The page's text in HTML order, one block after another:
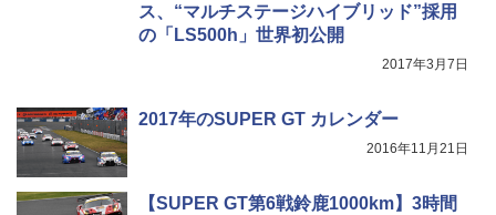
ス、“マルチステージハイブリッド”採用
の「LS500h」世界初公開
2017年3月7日
2017年のSUPER GT カレンダー
2016年11月21日
【SUPER GT第6戦鈴鹿1000km】3時間